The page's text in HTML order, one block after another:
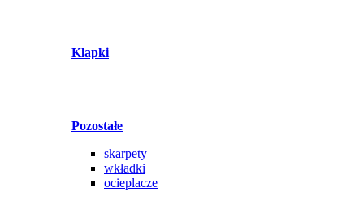
Klapki
Pozostałe
skarpety
wkładki
ocieplacze